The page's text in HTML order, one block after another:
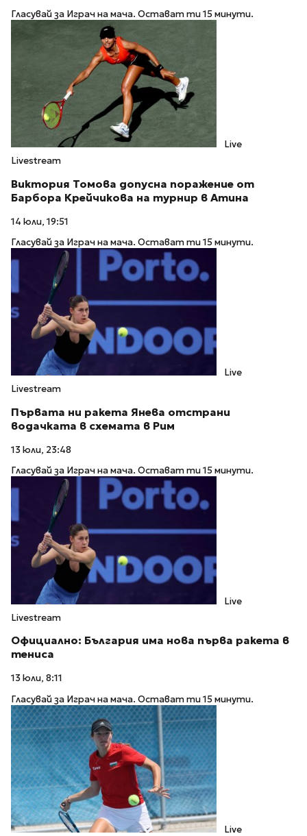
Гласувай за Играч на мача. Остават ти 15 минути.
Live
Livestream
Виктория Томова допусна поражение от
Барбора Крейчикова на турнир в Атина
14 юли, 19:51
Гласувай за Играч на мача. Остават ти 15 минути.
Live
Livestream
Първата ни ракета Янева отстрани
водачката в схемата в Рим
13 юли, 23:48
Гласувай за Играч на мача. Остават ти 15 минути.
Live
Livestream
Официално: България има нова първа ракета в
тениса
13 юли, 8:11
Гласувай за Играч на мача. Остават ти 15 минути.
Live